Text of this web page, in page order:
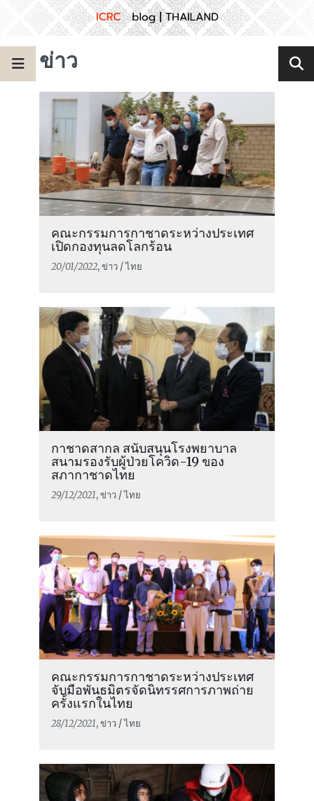
ข่าว
คณะกรรมการกาชาดระหว่างประเทศ
เปิดกองทุนลดโลกร้อน
20/01/2022, ข่าว / ไทย
กาชาดสากล สนับสนุนโรงพยาบาล
สนามรองรับผู้ป่วยโควิด-19 ของ
สภากาชาดไทย
29/12/2021, ข่าว / ไทย
คณะกรรมการกาชาดระหว่างประเทศ
จับมือพันธมิตรจัดนิทรรศการภาพถ่าย
ครั้งแรกในไทย
28/12/2021, ข่าว / ไทย